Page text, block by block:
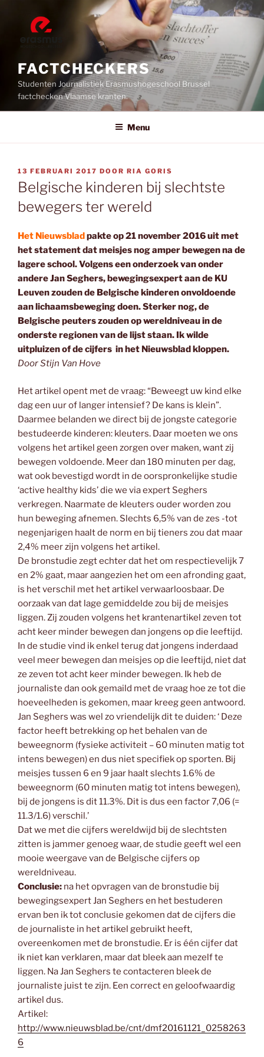
FACTCHECKERS
Studenten Journalistiek Erasmushogeschool Brussel
factchecken Vlaamse kranten.
Menu
GEPLAATST
OP
13 FEBRUARI 2017 DOOR RIA GORIS
Belgische kinderen bij slechtste
bewegers ter wereld
Het Nieuwsbladpakte op 21 november 2016 uit met
het statement dat meisjes nog amper bewegen na de
lagere school. Volgens een onderzoek van onder
andere Jan Seghers, bewegingsexpert aan de KU
Leuven zouden de Belgische kinderen onvoldoende
aan lichaamsbeweging doen. Sterker nog, de
Belgische peuters zouden op wereldniveau in de
onderste regionen van de lijst staan. Ik wilde
uitpluizen of de cijfers in het Nieuwsblad kloppen.
Door Stijn Van Hove
Het artikel opent met de vraag: “Beweegt uw kind elke
dag een uur of langer intensief? De kans is klein”.
Daarmee belanden we direct bij de jongste categorie
bestudeerde kinderen: kleuters. Daar moeten we ons
volgens het artikel geen zorgen over maken, want zij
bewegen voldoende. Meer dan 180 minuten per dag,
wat ook bevestigd wordt in de oorspronkelijke studie
‘active healthy kids’ die we via expert Seghers
verkregen. Naarmate de kleuters ouder worden zou
hun beweging afnemen. Slechts 6,5% van de zes -tot
negenjarigen haalt de norm en bij tieners zou dat maar
2,4% meer zijn volgens het artikel.
De bronstudie zegt echter dat het om respectievelijk 7
en 2% gaat, maar aangezien het om een afronding gaat,
is het verschil met het artikel verwaarloosbaar. De
oorzaak van dat lage gemiddelde zou bij de meisjes
liggen. Zij zouden volgens het krantenartikel zeven tot
acht keer minder bewegen dan jongens op die leeftijd.
In de studie vind ik enkel terug dat jongens inderdaad
veel meer bewegen dan meisjes op die leeftijd, niet dat
ze zeven tot acht keer minder bewegen. Ik heb de
journaliste dan ook gemaild met de vraag hoe ze tot die
hoeveelheden is gekomen, maar kreeg geen antwoord.
Jan Seghers was wel zo vriendelijk dit te duiden: ‘ Deze
factor heeft betrekking op het behalen van de
beweegnorm (fysieke activiteit – 60 minuten matig tot
intens bewegen) en dus niet specifiek op sporten. Bij
meisjes tussen 6 en 9 jaar haalt slechts 1.6% de
beweegnorm (60 minuten matig tot intens bewegen),
bij de jongens is dit 11.3%. Dit is dus een factor 7,06 (=
11.3/1.6) verschil.’
Dat we met die cijfers wereldwijd bij de slechtsten
zitten is jammer genoeg waar, de studie geeft wel een
mooie weergave van de Belgische cijfers op
wereldniveau.
Conclusie: na het opvragen van de bronstudie bij
bewegingsexpert Jan Seghers en het bestuderen
ervan ben ik tot conclusie gekomen dat de cijfers die
de journaliste in het artikel gebruikt heeft,
overeenkomen met de bronstudie. Er is één cijfer dat
ik niet kan verklaren, maar dat bleek aan mezelf te
liggen. Na Jan Seghers te contacteren bleek de
journaliste juist te zijn. Een correct en geloofwaardig
artikel dus.
Artikel:
http://www.nieuwsblad.be/cnt/dmf20161121_0258263
6